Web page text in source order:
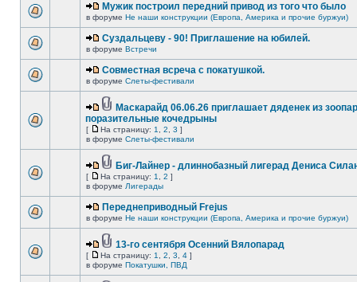
Мужик построил передний привод из того что было
в форуме Не наши конструкции (Европа, Америка и прочие буржуи)
Суздальцеву - 90! Приглашение на юбилей.
в форуме Встречи
Совместная всреча с покатушкой.
в форуме Слеты-фестивали
Маскарайд 06.06.26 приглашает дяденек из
поразительные кочедрыны
[ На страницу: 1 2 3 ]
в форуме Слеты-фестивали
Биг-Лайнер - длиннобазный лигерад Дениса
[ На страницу: 1 2 ]
в форуме Лигерады
Переднеприводный Frejus
в форуме Не наши конструкции (Европа, Америка и прочие буржуи)
13-го сентября Осенний Вялопарад
[ На страницу: 1 2 3 4 ]
в форуме Покатушки, ПВД